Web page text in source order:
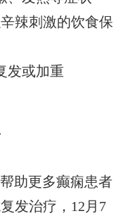
辣刺激的饮食保
发或加重
助更多癫痫患者
发治疗，12月7